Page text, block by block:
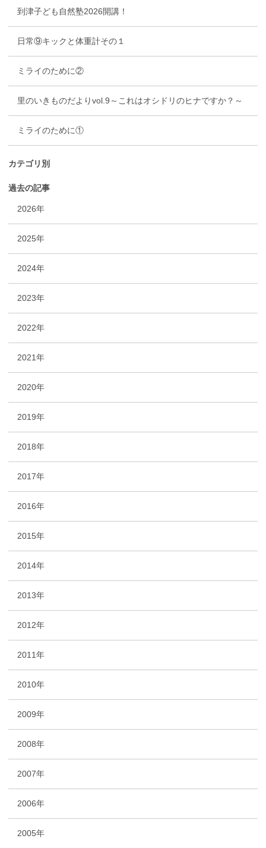
到津子ども自然塾2026開講！
日常⑨キックと体重計その１
ミライのために②
里のいきものだよりvol.9～これはオシドリのヒナですか？～
ミライのために①
カテゴリ別
過去の記事
2026年
2025年
2024年
2023年
2022年
2021年
2020年
2019年
2018年
2017年
2016年
2015年
2014年
2013年
2012年
2011年
2010年
2009年
2008年
2007年
2006年
2005年